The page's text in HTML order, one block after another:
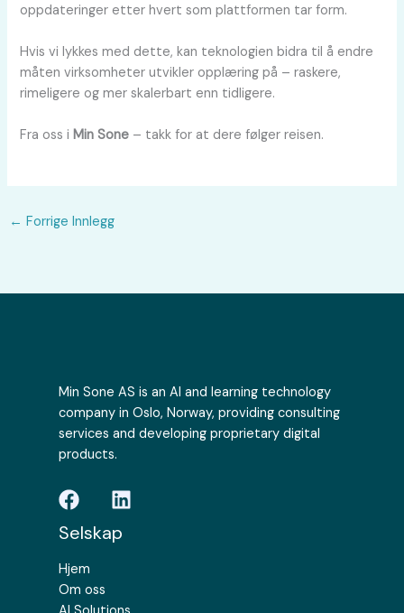
oppdateringer etter hvert som plattformen tar form.
Hvis vi lykkes med dette, kan teknologien bidra til å endre
måten virksomheter utvikler opplæring på – raskere,
rimeligere og mer skalerbart enn tidligere.
Fra oss iMin Sone – takk for at dere følger reisen.
← Forrige Innlegg
Min Sone AS is an AI and learning technology
company in Oslo, Norway, providing consulting
services and developing proprietary digital
products.
Selskap
Hjem
Om oss